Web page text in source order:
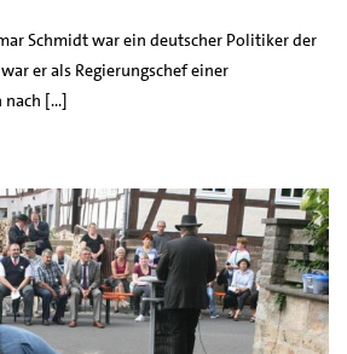
Schmidt war ein deutscher Politiker der
er als Regierungschef einer
nach […]